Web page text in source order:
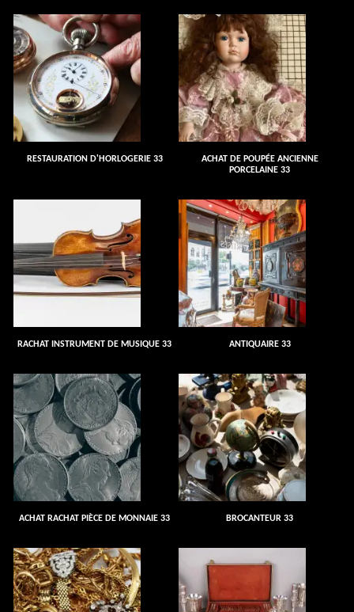
RESTAURATION D'HORLOGERIE 33
ACHAT DE POUPÉE ANCIENNE
PORCELAINE 33
RACHAT INSTRUMENT DE MUSIQUE 33 ANTIQUAIRE 33
ACHAT RACHAT PIÈCE DE MONNAIE 33 BROCANTEUR 33